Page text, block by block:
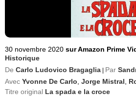
30 novembre 2020 sur Amazon Prime
Historique
De Carlo Ludovico Bragaglia Par
Avec Yvonne De Carlo Jorge Mistral
Titre original La spada e la croce